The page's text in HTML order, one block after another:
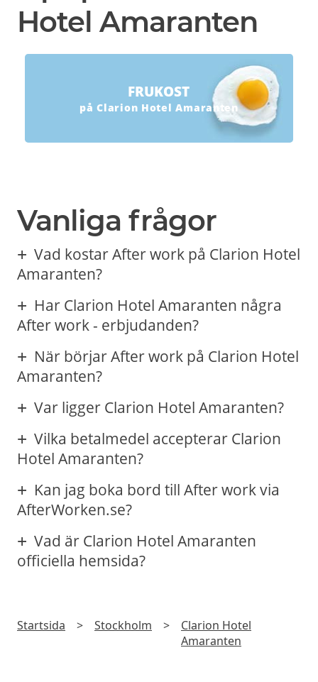
Hotel Amaranten
FRUKOST
på Clarion Hotel Amaranten
Vanliga frågor
Vad kostar After work på Clarion Hotel
Amaranten?
Har Clarion Hotel Amaranten några
After work - erbjudanden?
När börjar After work på Clarion Hotel
Amaranten?
Var ligger Clarion Hotel Amaranten?
Vilka betalmedel accepterar Clarion
Hotel Amaranten?
Kan jag boka bord till After work via
AfterWorken.se?
Vad är Clarion Hotel Amaranten
officiella hemsida?
Startsida > Stockholm >
Clarion Hotel
Amaranten